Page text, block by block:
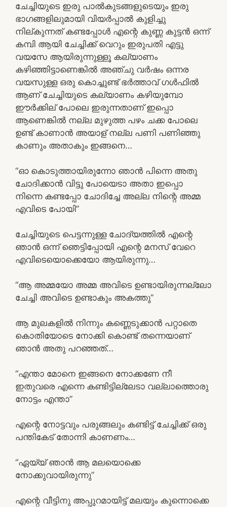
ചേച്ചിയുടെ ഇരു പാൽകുടങ്ങളുടെയും ഇരു
ഭാഗങ്ങളിലുമായി വിയർപ്പാൽ കുളിച്ചു
നില്കുന്നത് കണ്ടപ്പോൾ എന്റെ കുണ്ണ കുട്ടൻ ഒന്ന്
കമ്പി ആയി ചേച്ചിക്ക് വെറും ഇരുപതി എട്ടു
വയസേ ആയിരുന്നുള്ളൂ കല്യാണം
കഴിഞ്ഞിട്ടാണെങ്കിൽ അഞ്ചു വർഷം ഒന്നര
വയസുള്ള ഒരു കൊച്ചുണ്ട് ഭർത്താവ് ഗൾഫിൽ
ആണ് ചേച്ചിയുടെ കല്യാണം കഴിയുമ്പോ
ഈർക്കില് പോലെ ഇരുന്നതാണ് ഇപ്പൊ
ആണെങ്കിൽ നല്ല മുഴുത്ത പഴം ചക്ക പോലെ
ഉണ്ട് കാണാൻ അയാള് നല്ല പണി പണിഞ്ഞു
കാണും അതാകും ഇങ്ങനെ…
“ഓ കൊടുത്തായിരുന്നോ ഞാൻ പിന്നെ അതു
ചോദിക്കാൻ വിട്ടു പോയെടാ അതാ ഇപ്പൊ
നിന്നെ കണ്ടപ്പോ ചോദിച്ചേ അല്ല നിന്റെ അമ്മ
എവിടെ പോയി”
ചേച്ചിയുടെ പെട്ടന്നുള്ള ചോദ്യത്തിൽ എന്റെ
ഞാൻ ഒന്ന് ഞെട്ടിപ്പോയി എന്റെ മനസ് വേറെ
എവിടെയൊക്കെയോ ആയിരുന്നു…
“ആ അമ്മയോ അമ്മ അവിടെ ഉണ്ടായിരുന്നല്ലോ
ചേച്ചി അവിടെ ഉണ്ടാകും അകത്തു”
ആ മുലകളിൽ നിന്നും കണ്ണെടുക്കാൻ പറ്റാതെ
കൊതിയോടെ നോക്കി കൊണ്ട് തന്നെയാണ്
ഞാൻ അതു പറഞ്ഞത്…
“എന്താ മോനെ ഇങ്ങനെ നോക്കണേ നീ
ഇതുവരെ എന്നെ കണ്ടിട്ടില്ലേടാ വല്ലാത്തൊരു
നോട്ടം എന്താ”
എന്റെ നോട്ടവും പരുങ്ങലും കണ്ടിട്ട് ചേച്ചിക്ക് ഒരു
പന്തികേട് തോന്നി കാണണം…
“ഏയ്യ് ഞാൻ ആ മലയൊക്കെ
നോക്കുവായിരുന്നു”
എന്റെ വീട്ടിനു അപ്പുറമായിട്ട് മലയും കുന്നൊക്കെ